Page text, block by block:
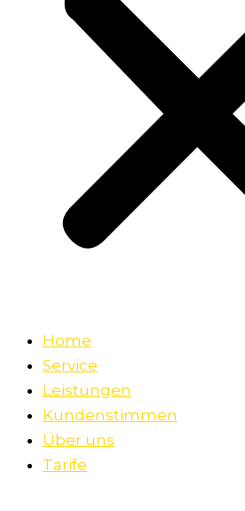
Home
Service
Leistungen
Kundenstimmen
Über uns
Tarife